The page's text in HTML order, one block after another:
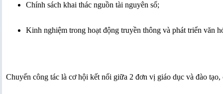
Chính sách khai thác nguồn tài nguyên số;
Kinh nghiệm trong hoạt động truyền thông và phát triển văn
Chuyến công tác là cơ hội kết nối giữa 2 đơn vị giáo dục và đào